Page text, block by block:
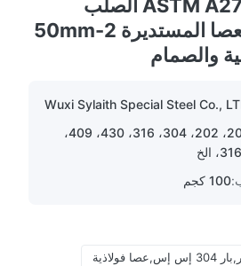
ASTM A276 304 & 316L الصلب
المقاوم للصدأ العصا المستديرة 2-50mm
Wuxi Sylaith Special Steel